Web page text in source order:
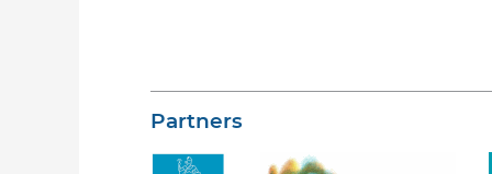
Partners